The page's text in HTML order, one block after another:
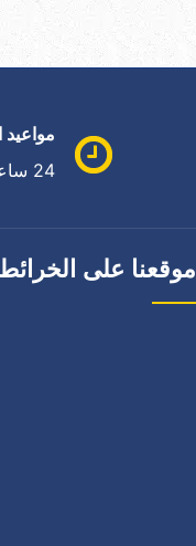
مواعيد
24 ساعة طوال أيام الأسبوع
موقعنا على